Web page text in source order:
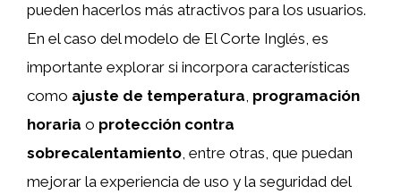
pueden hacerlos más atractivos para los usuarios.
En el caso del modelo de El Corte Inglés, es
importante explorar si incorpora características
como ajuste de temperatura, programación
horaria o protección contra
sobrecalentamiento, entre otras, que puedan
mejorar la experiencia de uso y la seguridad del